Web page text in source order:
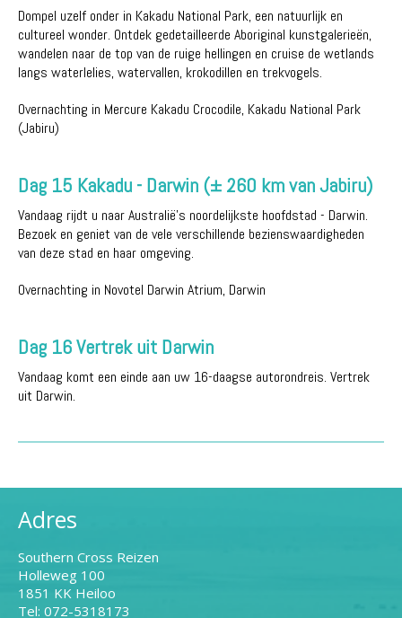
Dompel uzelf onder in Kakadu National Park, een natuurlijk en
cultureel wonder. Ontdek gedetailleerde Aboriginal kunstgalerieën,
wandelen naar de top van de ruige hellingen en cruise de wetlands
langs waterlelies, watervallen, krokodillen en trekvogels.
Overnachting in Mercure Kakadu Crocodile, Kakadu National Park
(Jabiru)
Dag 15 Kakadu - Darwin (± 260 km van Jabiru)
Vandaag rijdt u naar Australië's noordelijkste hoofdstad - Darwin.
Bezoek en geniet van de vele verschillende bezienswaardigheden
van deze stad en haar omgeving.
Overnachting in Novotel Darwin Atrium, Darwin
Dag 16 Vertrek uit Darwin
Vandaag komt een einde aan uw 16-daagse autorondreis. Vertrek
uit Darwin.
Adres
Southern Cross Reizen
Holleweg 100
1851 KK Heiloo
Tel: 072-5318173